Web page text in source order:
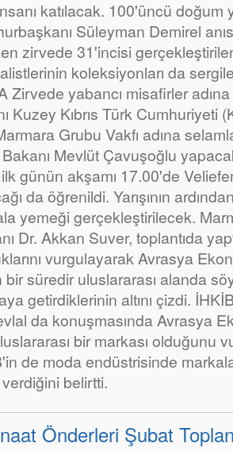
katılacak. 100'üncü doğum
Süleyman Demirel
zirvede 31'incisi
koleksiyonları da
Zirvede yabancı misafirler
Kuzey Kıbrıs Türk Cumhuriyeti
Grubu Vakfı adına
Mevlüt Çavuşoğlu
günün akşamı 17.00'de
da öğrenildi. Yarışının
yemeği gerçekleştirilecek.
Dr. Akkan Suver, toplantıda
vurgulayarak Avrasya
bir süredir uluslararası alanda
getirdiklerinin altını çizdi.
da konuşmasında Avrasya
bir markası olduğunu
de moda endüstrisinde
belirtti.
Önderleri Şubat